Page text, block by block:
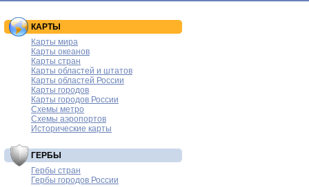
КАРТЫ
Карты мира
Карты океанов
Карты стран
Карты областей и штатов
Карты областей России
Карты городов
Карты городов России
Схемы метро
Схемы аэропортов
Исторические карты
ГЕРБЫ
Гербы стран
Гербы городов России